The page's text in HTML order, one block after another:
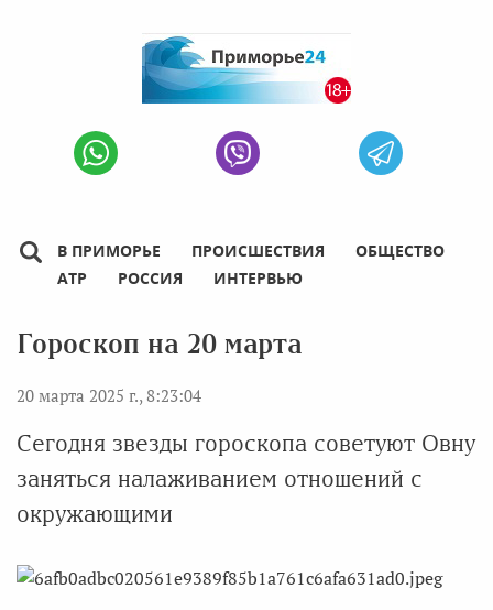
В ПРИМОРЬЕ ПРОИСШЕСТВИЯ
ОБЩЕСТВО
АТР
РОССИЯ ИНТЕРВЬЮ
Гороскоп на 20 марта
20 марта 2025 г., 8:23:04
Сегодня звезды гороскопа советуют Овну
заняться налаживанием отношений с
окружающими